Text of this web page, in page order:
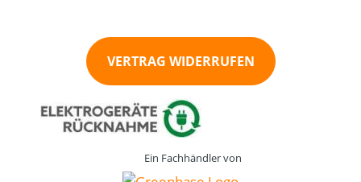
VERTRAG WIDERRUFEN
Ein Fachhändler von